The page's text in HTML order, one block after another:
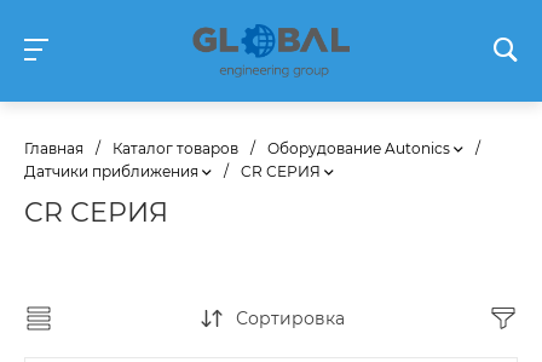
Главная / Каталог товаров / Оборудование Autonics
/
Датчики приближения
/ CR СЕРИЯ
CR СЕРИЯ
Сортировка